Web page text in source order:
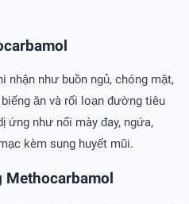
nhận như buồn ngủ, chóng mặt,
ăn và rối loạn đường tiêu
ứng như nổi mày đay, ngứa,
kèm sung huyết mũi.